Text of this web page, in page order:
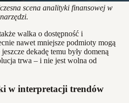
scena analityki finansowej w
walka o dostępność i
nawet mniejsze podmioty mogą
dekadę temu były domeną
trwa – i nie jest wolna od
w interpretacji trendów